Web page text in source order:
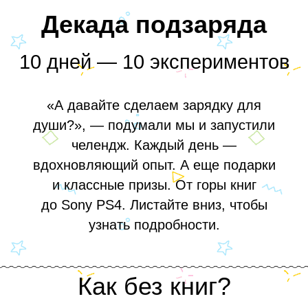
Декада подзаряда
10 дней — 10 экспериментов
«А давайте сделаем зарядку для
души?», — подумали мы и запустили
челендж. Каждый день —
вдохновляющий опыт. А еще подарки
и классные призы. От горы книг
до Sony PS4. Листайте вниз, чтобы
узнать подробности.
Как без книг?